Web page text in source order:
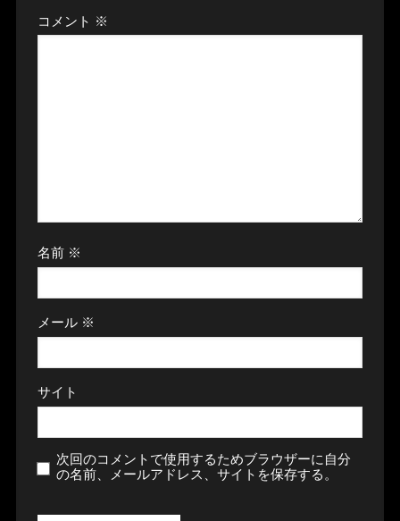
コメント ※
名前 ※
メール ※
サイト
次回のコメントで使用するためブラウザーに自分
の名前、メールアドレス、サイトを保存する。